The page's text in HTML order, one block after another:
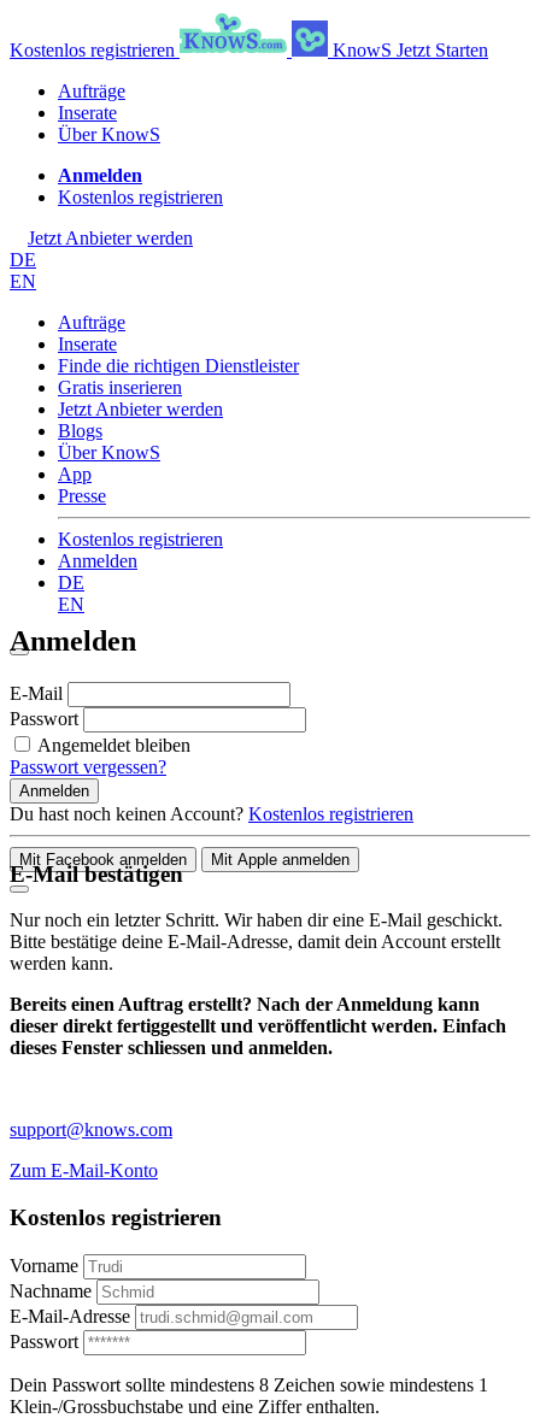
Kostenlos registrieren KnowS Jetzt Starten
Aufträge
Inserate
Über KnowS
Anmelden
Kostenlos registrieren
Jetzt Anbieter werden
DE
EN
Aufträge
Inserate
Finde die richtigen Dienstleister
Gratis inserieren
Jetzt Anbieter werden
Blogs
Über KnowS
App
Presse
Kostenlos registrieren
Anmelden
DE
EN
Anmelden
E-Mail
Passwort
Angemeldet bleiben
Passwort vergessen?
Anmelden
Du hast noch keinen Account? Kostenlos registrieren
Mit Facebook anmelden Mit Apple anmelden
E-Mail bestätigen
Nur noch ein letzter Schritt. Wir haben dir eine E-Mail geschickt.
Bitte bestätige deine E-Mail-Adresse, damit dein Account erstellt
werden kann.
Bereits einen Auftrag erstellt? Nach der Anmeldung kann
dieser direkt fertiggestellt und veröffentlicht werden. Einfach
dieses Fenster schliessen und anmelden.
support@knows.com
Zum E-Mail-Konto
Kostenlos registrieren
Vorname
Nachname
E-Mail-Adresse
Passwort
Dein Passwort sollte mindestens 8 Zeichen sowie mindestens 1
Klein-/Grossbuchstabe und eine Ziffer enthalten.